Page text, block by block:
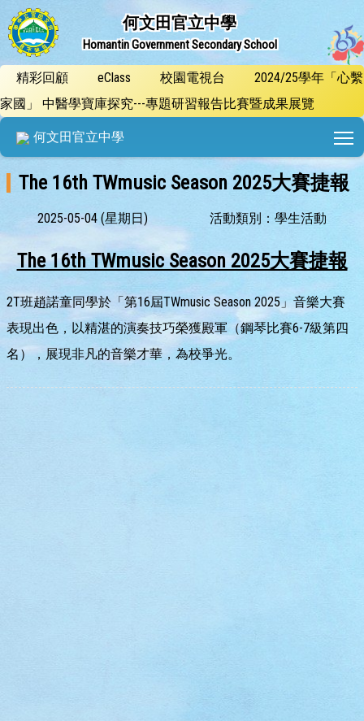
何文田官立中學
Homantin Government Secondary School
精彩回顧 eClass 校園電視台
2024/25學年「心繫
家國」 中醫學寶庫探究---專題研習報告比賽暨成果展覽
何文田官立中學
The 16th TWmusic Season 2025大賽捷報
2025-05-04 (星期日) 活動類別：學生活動
The 16th TWmusic Season 2025大賽捷報
2T班趙諾童同學於「第16屆TWmusic Season 2025」音樂大賽
表現出色，以精湛的演奏技巧榮獲殿軍（鋼琴比賽6-7級第四
名），展現非凡的音樂才華，為校爭光。